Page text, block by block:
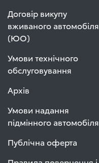
Договір викупу
вживаного автомобіля
(ЮО)
Умови технічного
обслуговування
Архів
Умови надання
підмінного автомобіля
Публічна оферта